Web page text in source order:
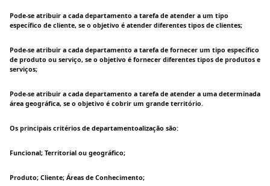
Pode-se atribuir a cada departamento a tarefa de atender a um tipo
específico de cliente, se o objetivo é atender diferentes tipos de clientes;
Pode-se atribuir a cada departamento a tarefa de fornecer um tipo específico
de produto ou serviço, se o objetivo é fornecer diferentes tipos de produtos e
serviços;
Pode-se atribuir a cada departamento a tarefa de atender a uma determinada
área geográfica, se o objetivo é cobrir um grande território.
Os principais critérios de departamentoalização são:
Funcional; Territorial ou geográfico;
Produto; Cliente; Áreas de Conhecimento;